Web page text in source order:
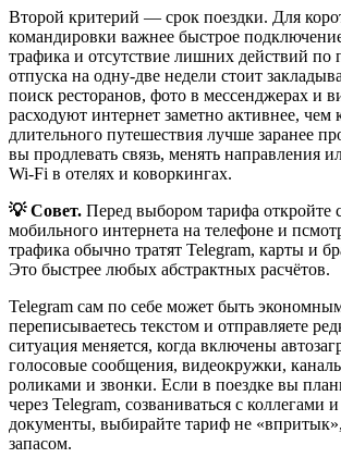
Второй критерий — срок поездки. Для
командировки важнее быстрое
трафика и отсутствие лишних действий по
отпуска на одну-две недели стоит
поиск ресторанов, фото в мессенджерах и
расходуют интернет заметно активнее, чем
длительного путешествия лучше заранее
вы продлевать связь, менять направления
Wi‑Fi в отелях и коворкингах.
💡 Совет. Перед выбором тарифа откройте
мобильного интернета на телефоне и
трафика обычно тратят Telegram, карты и
Это быстрее любых абстрактных расчётов.
Telegram сам по себе может быть
переписываетесь текстом и отправляете
ситуация меняется, когда включены
голосовые сообщения, видеокружки,
роликами и звонки. Если в поездке вы
через Telegram, созваниваться с коллегами
документы, выбирайте тариф не
запасом.